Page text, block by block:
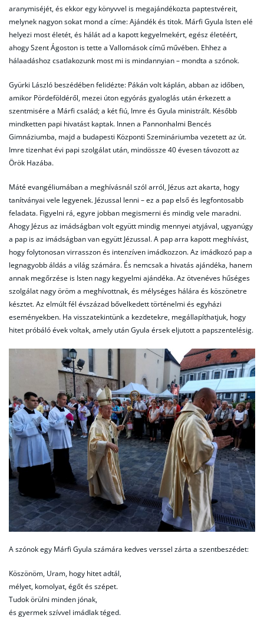
aranymiséjét, és ekkor egy könyvvel is megajándékozta paptestvéreit,
melynek nagyon sokat mond a címe: Ajándék és titok. Márfi Gyula Isten elé
helyezi most életét, és hálát ad a kapott kegyelmekért, egész életéért,
ahogy Szent Ágoston is tette a Vallomások című művében. Ehhez a
hálaadáshoz csatlakozunk most mi is mindannyian – mondta a szónok.
Gyürki László beszédében felidézte: Pákán volt káplán, abban az időben,
amikor Pördeföldéről, mezei úton egyórás gyaloglás után érkezett a
szentmisére a Márfi család; a két fiú, Imre és Gyula ministrált. Később
mindketten papi hivatást kaptak. Innen a Pannonhalmi Bencés
Gimnáziumba, majd a budapesti Központi Szemináriumba vezetett az út.
Imre tizenhat évi papi szolgálat után, mindössze 40 évesen távozott az
Örök Hazába.
Máté evangéliumában a meghívásnál szól arról, Jézus azt akarta, hogy
tanítványai vele legyenek. Jézussal lenni – ez a pap első és legfontosabb
feladata. Figyelni rá, egyre jobban megismerni és mindig vele maradni.
Ahogy Jézus az imádságban volt együtt mindig mennyei atyjával, ugyanúgy
a pap is az imádságban van együtt Jézussal. A pap arra kapott meghívást,
hogy folytonosan virrasszon és intenzíven imádkozzon. Az imádkozó pap a
legnagyobb áldás a világ számára. És nemcsak a hivatás ajándéka, hanem
annak megőrzése is Isten nagy kegyelmi ajándéka. Az ötvenéves hűséges
szolgálat nagy öröm a meghívottnak, és mélységes hálára és köszönetre
késztet. Az elmúlt fél évszázad bővelkedett történelmi és egyházi
eseményekben. Ha visszatekintünk a kezdetekre, megállapíthatjuk, hogy
hitet próbáló évek voltak, amely után Gyula érsek eljutott a papszentelésig.
A szónok egy Márfi Gyula számára kedves verssel zárta a szentbeszédet:
Köszönöm, Uram, hogy hitet adtál,
mélyet, komolyat, égőt és szépet.
Tudok örülni minden jónak,
és gyermek szívvel imádlak téged.